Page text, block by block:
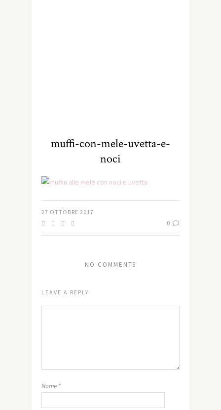
muffi-con-mele-uvetta-e-
noci
27 OTTOBRE 2017
0
NO COMMENTS
LEAVE A REPLY
Nome *